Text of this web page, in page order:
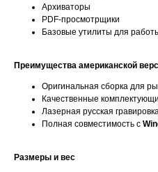
Архиваторы
PDF-просмотрщики
Базовые утилиты для
Преимущества американской
Оригинальная сборка для
Качественные
Лазерная русская
Полная совместимость с
Размеры и вес